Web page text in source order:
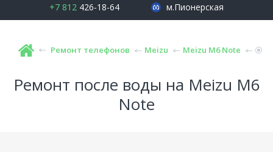
+7 812426-18-64 м.Пионерская
Ремонт телефонов Meizu Meizu M6 Note
Ремонт после воды на Meizu M6
Note